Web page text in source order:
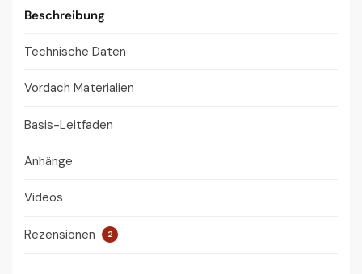
Beschreibung
Technische Daten
Vordach Materialien
Basis-Leitfaden
Anhänge
Videos
Rezensionen 2